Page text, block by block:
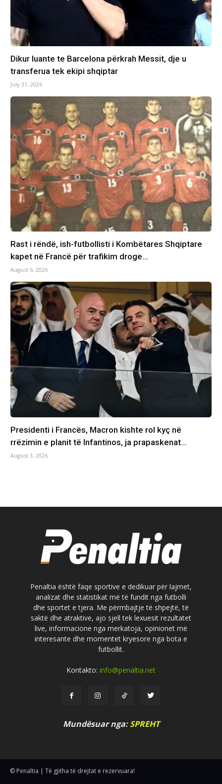
Dikur luante te Barcelona përkrah Messit, dje u
transferua tek ekipi shqiptar
July 31, 2026
Rast i rëndë, ish-futbollisti i Kombëtares Shqiptare
kapet në Francë për trafikim droge…
August 6, 2026
Presidenti i Francës, Macron kishte rol kyç në
rrëzimin e planit të Infantinos, ja prapaskenat…
August 3, 2026
Penaltia është faqe sportive e dedikuar për lajmet,
analizat dhe statistikat më të fundit nga futbolli
dhe sportet e tjera. Me përmbajtje të shpejtë, të
saktë dhe atraktive, ajo sjell tek lexuesit rezultatet
live, informacione nga merkatoja, opinionet më
interesante dhe momentet kryesore nga bota e
futbollit.
Kontakto: info@penaltia.net
Mundësuar nga:SPREHT
© Penaltia | Të gjitha të drejtat e rezervuara!